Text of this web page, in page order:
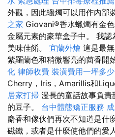
外觀，因此蠟燭可以用作內部
之家 Giovani®香水蠟燭有金
金屬元素的豪華盒子中。 我
美味佳餚。 宜蘭外燴 這是最
紫羅蘭色和稍微響亮的茴香開
化 律師收費 裝潢費用一坪多少
Cherry，Iris，Amarillis和
居家打掃 漫長的童話故事負
的豆子。 台中體態矯正服務
麝香和傢伙們再次不知道是什
磁鐵，或者是什麼使他們的愛